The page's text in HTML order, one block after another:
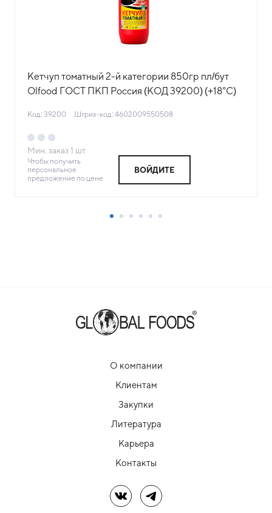
Кетчуп томатный 2-й категории 850гр пл/бут
Olfood ГОСТ ПКП Россия (КОД 39200) (+18°С)
Код: 39200 Штрих-код: 4602009550508
Мин. заказ 1 шт
Чтобы получить
персональное
предложение по цене
ВОЙДИТЕ
О компании
Клиентам
Закупки
Литература
Карьера
Контакты
Мы в ВКМы в Telegram